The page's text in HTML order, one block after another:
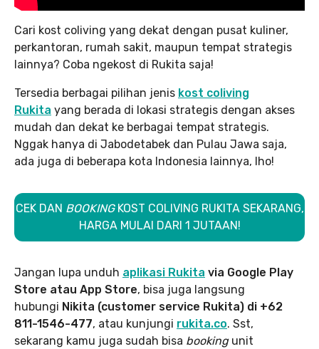
Cari kost coliving yang dekat dengan pusat kuliner,
perkantoran, rumah sakit, maupun tempat strategis
lainnya? Coba ngekost di Rukita saja!
Tersedia berbagai pilihan jenis kost coliving
Rukita yang berada di lokasi strategis dengan akses
mudah dan dekat ke berbagai tempat strategis.
Nggak hanya di Jabodetabek dan Pulau Jawa saja,
ada juga di beberapa kota Indonesia lainnya, lho!
CEK DAN BOOKINGKOST COLIVING RUKITA SEKARANG,
HARGA MULAI DARI 1 JUTAAN!
Jangan lupa unduh aplikasi Rukita via Google Play
Store atau App Store, bisa juga langsung
hubungi Nikita (customer service Rukita) di +62
811-1546-477, atau kunjungi rukita.co. Sst,
sekarang kamu juga sudah bisa bookingunit